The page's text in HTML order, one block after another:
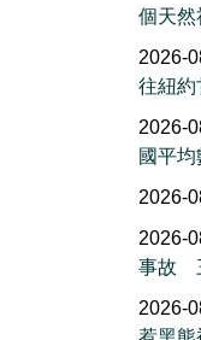
個天然
2026-
往紐約
2026-
國平均
2026-
2026-
事故
2026-